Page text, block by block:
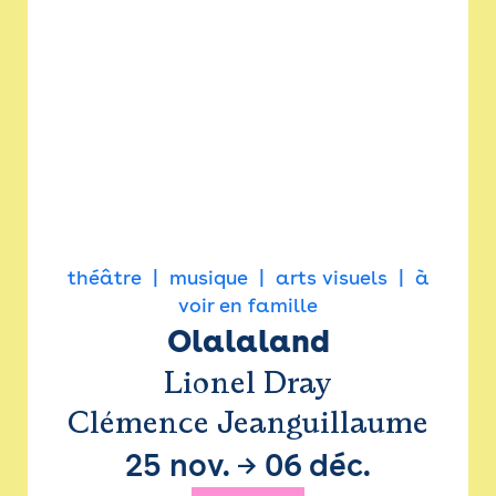
théâtre musique arts visuels
à
voir en famille
Olalaland
Lionel Dray
Clémence Jeanguillaume
25 nov. → 06 déc.